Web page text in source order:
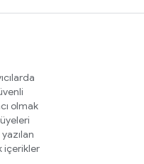
olmak
içerikler